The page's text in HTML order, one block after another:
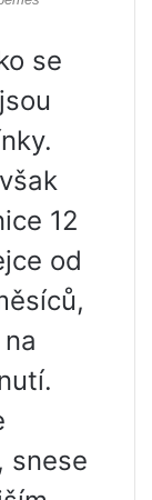
se
12
od
snese